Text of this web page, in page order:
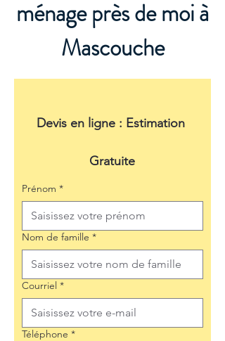
ménage près de moi à
Mascouche
Devis en ligne : Estimation
Gratuite
Prénom *
Nom de famille *
Courriel *
Téléphone *